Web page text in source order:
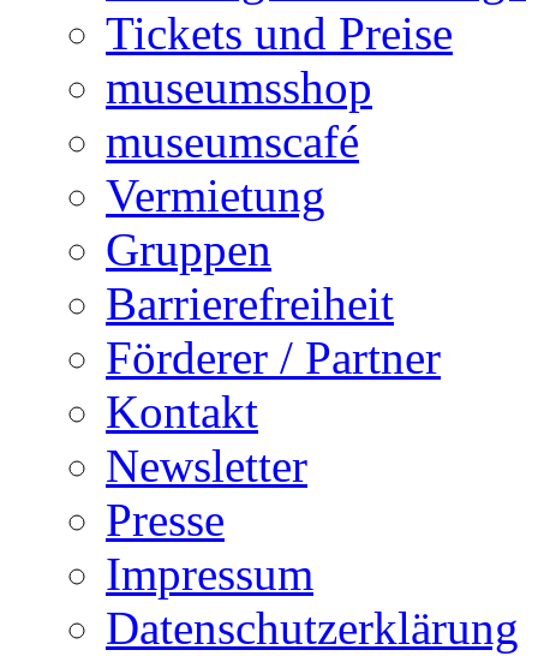
Tickets und Preise
museumsshop
museumscafé
Vermietung
Gruppen
Barrierefreiheit
Förderer / Partner
Kontakt
Newsletter
Presse
Impressum
Datenschutzerklärung